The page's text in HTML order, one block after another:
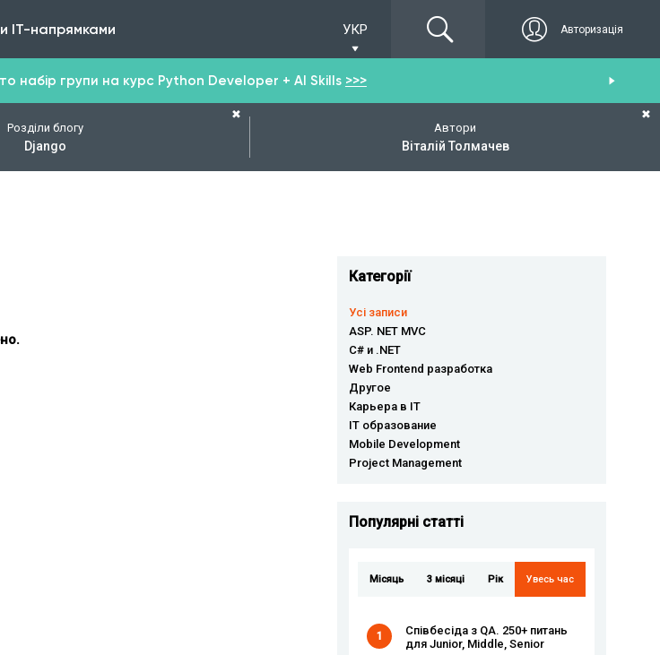
IT-напрямками УКР Авторизація
набір групи на курс Python Developer + AI Skills >>>
Розділи блогу
Django
✖
Автори
Віталій Толмачев
✖
Категорії
Усі записи
ASP. NET MVC
C# и .NET
Web Frontend разработка
Другое
Карьера в IT
IT образование
Mobile Development
Project Management
Популярні статті
Місяць 3 місяці Рік Увесь час
1
Співбесіда з QA. 250+ питань
для Junior, Middle, Senior